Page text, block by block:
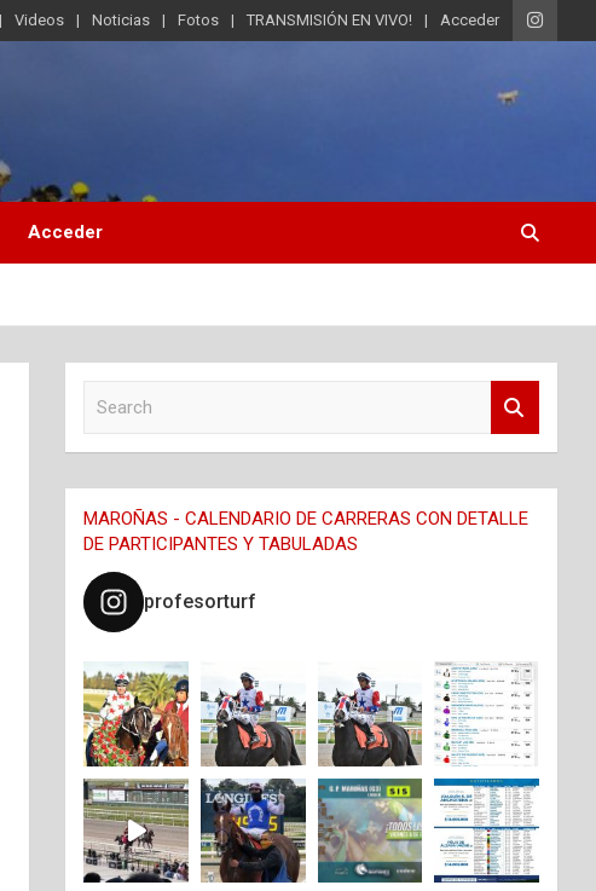
Videos Noticias Fotos TRANSMISIÓN EN VIVO! Acceder
Acceder
c
h
MAROÑAS - CALENDARIO DE CARRERAS CON DETALLE
DE PARTICIPANTES Y TABULADAS
profesorturf